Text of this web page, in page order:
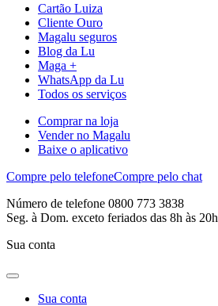
Cartão Luiza
Cliente Ouro
Magalu seguros
Blog da Lu
Maga +
WhatsApp da Lu
Todos os serviços
Comprar na loja
Vender no Magalu
Baixe o aplicativo
Compre pelo telefoneCompre pelo chat
Número de telefone 0800 773 3838
Seg. à Dom. exceto feriados das 8h às 20h
Sua conta
Sua conta